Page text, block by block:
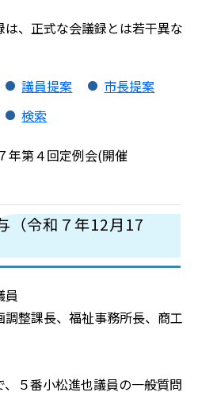
、正式な会議録とは若干異な
議員提案
市長提案
検索
年第４回定例会(開催
令和７年12月17
員
調整課長、福祉事務所長、商工
番小松進也議員の一般質問